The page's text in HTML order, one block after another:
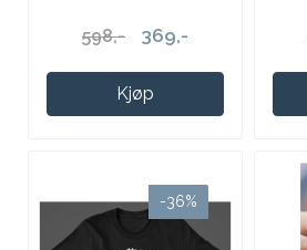
598,- 369,-
Kjøp
-36%